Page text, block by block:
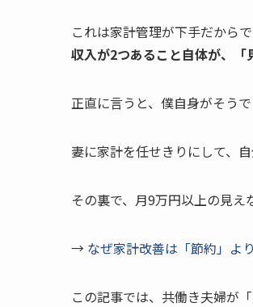
これは家計管理が下手だからで
収入が2つあること自体が、
正直に言うと、僕自身がそうで
妻に家計を任せきりにして、
その裏で、月9万円以上の見え
→ なぜ家計改善は「節約」よ
この記事では、共働き夫婦が